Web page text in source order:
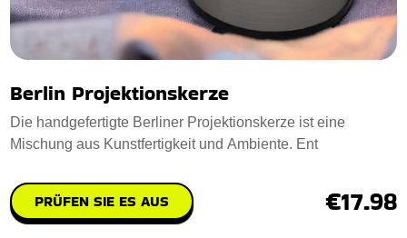
Berlin Projektionskerze
Die handgefertigte Berliner Projektionskerze ist eine
Mischung aus Kunstfertigkeit und Ambiente. Ent
PRÜFEN SIE ES AUS €17.98